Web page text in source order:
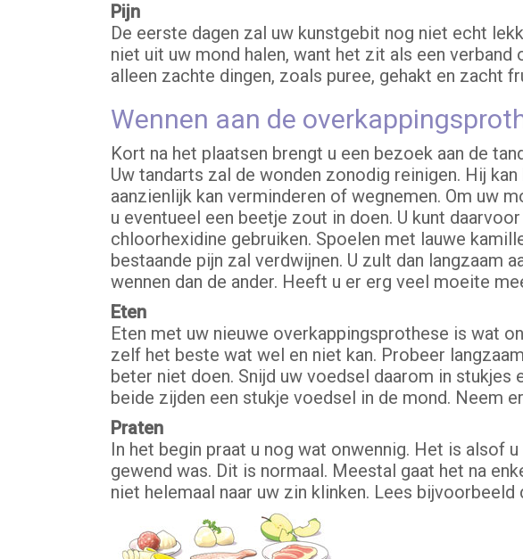
Pijn
De eerste dagen zal uw kunstgebit nog niet echt
niet uit uw mond halen, want het zit als een
alleen zachte dingen, zoals puree, gehakt en zacht
Wennen aan de
Kort na het plaatsen brengt u een bezoek aan de
Uw tandarts zal de wonden zonodig reinigen. Hij
aanzienlijk kan verminderen of wegnemen. Om uw
u eventueel een beetje zout in doen. U kunt
chloorhexidine gebruiken. Spoelen met lauwe
bestaande pijn zal verdwijnen. U zult dan langzaam
wennen dan de ander. Heeft u er erg veel moeite
Eten
Eten met uw nieuwe overkappingsprothese is wat
zelf het beste wat wel en niet kan. Probeer
beter niet doen. Snijd uw voedsel daarom in
beide zijden een stukje voedsel in de mond. Neem
Praten
In het begin praat u nog wat onwennig. Het is alsof
gewend was. Dit is normaal. Meestal gaat het na
niet helemaal naar uw zin klinken. Lees bijvoorbeeld